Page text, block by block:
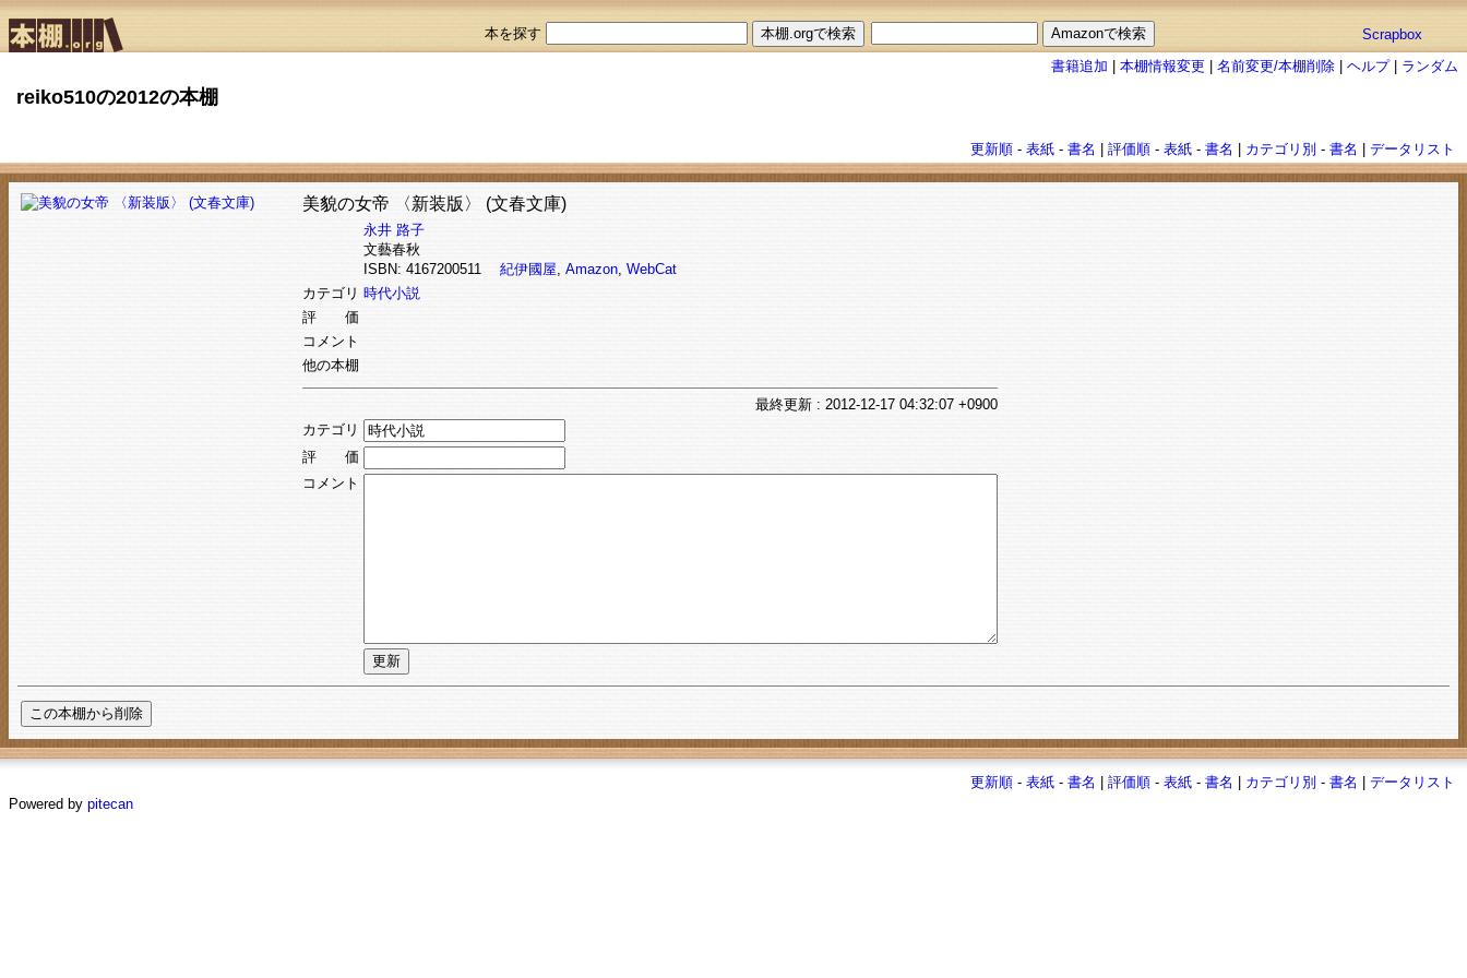
本を探す
Scrapbox
書籍追加 |本棚情報変更 |名前変更/本棚削除 |ヘルプ| ランダム
reiko510の2012の本棚
更新順 -表紙 -書名 |評価順 -表紙 -書名 カテゴリ別 -書名 |データリスト
美貌の女帝 〈新装版〉 (文春文庫)
永井 路子
文藝春秋
ISBN: 4167200511 紀伊國屋, Amazon, WebCat
カテゴリ 時代小説
評 価
コメント
他の本棚
最終更新: 2012-12-17 04:32:07 +0900
カテゴリ
評 価
コメント
更新順 -表紙 -書名 |評価順 -表紙 -書名 カテゴリ別 -書名 |データリスト
Powered by pitecan